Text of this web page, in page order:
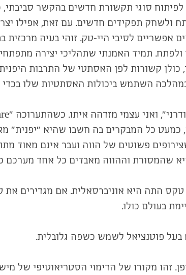
סוגי תקשורת חדשים בהקשר
תפקידים חדשים. עם זאת, אפילו
לסיבי היי-טק. זוהי בעיה
תמיד האמנתי שתהליכי יצירה
כולן קשורות לפן האסתטי של התרבות
השתמש ביכולות האסתטיות שלו
כמעט כל המבקרים בה חשבו שהיא
פשוטים של הווה ועבר אינם מאוד
שהמסורת וההווה מאבדים כל אחד מערכם
התה היא אוניברסאלית. אם מגדירים
בעולם כולו.
זהו מקורו של הדימוי הסטריאוטיפי של